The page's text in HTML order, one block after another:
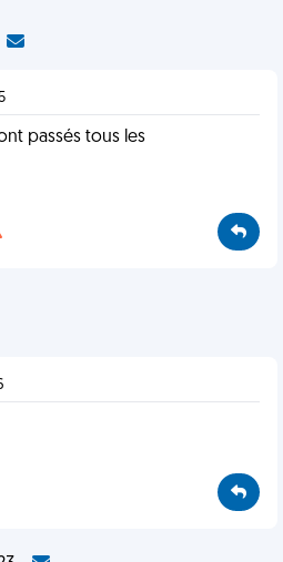
passés tous les